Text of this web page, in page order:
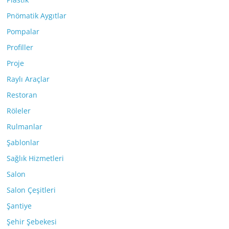
Pnömatik Aygıtlar
Pompalar
Profiller
Proje
Raylı Araçlar
Restoran
Röleler
Rulmanlar
Şablonlar
Sağlık Hizmetleri
Salon
Salon Çeşitleri
Şantiye
Şehir Şebekesi